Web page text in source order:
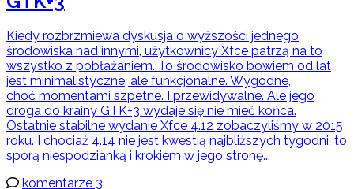
Kiedy rozbrzmiewa dyskusja o wyższości jednego
środowiska nad innymi, użytkownicy Xfce patrzą na to
wszystko z pobłażaniem. To środowisko bowiem od lat
jest minimalistyczne, ale funkcjonalne. Wygodne,
choć momentami szpetne. I przewidywalne. Ale jego
droga do krainy GTK+3 wydaje się nie mieć końca.
Ostatnie stabilne wydanie Xfce 4.12 zobaczyliśmy w 2015
roku. I chociaż 4.14 nie jest kwestią najbliższych tygodni, to
sporą niespodzianką i krokiem w jego stronę...
komentarze 3